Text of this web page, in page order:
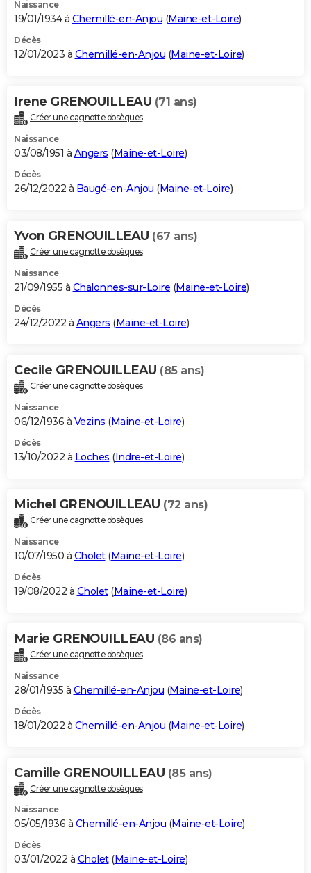
Naissance
19/01/1934 à Chemillé-en-Anjou (Maine-et-Loire)
Décès
12/01/2023 à Chemillé-en-Anjou (Maine-et-Loire)
Irene GRENOUILLEAU (71 ans)
Créer une cagnotte obsèques
Naissance
03/08/1951 à Angers (Maine-et-Loire)
Décès
26/12/2022 à Baugé-en-Anjou (Maine-et-Loire)
Yvon GRENOUILLEAU (67 ans)
Créer une cagnotte obsèques
Naissance
21/09/1955 à Chalonnes-sur-Loire (Maine-et-Loire)
Décès
24/12/2022 à Angers (Maine-et-Loire)
Cecile GRENOUILLEAU (85 ans)
Créer une cagnotte obsèques
Naissance
06/12/1936 à Vezins (Maine-et-Loire)
Décès
13/10/2022 à Loches (Indre-et-Loire)
Michel GRENOUILLEAU (72 ans)
Créer une cagnotte obsèques
Naissance
10/07/1950 à Cholet(Maine-et-Loire)
Décès
19/08/2022 à Cholet(Maine-et-Loire)
Marie GRENOUILLEAU (86 ans)
Créer une cagnotte obsèques
Naissance
28/01/1935 à Chemillé-en-Anjou (Maine-et-Loire)
Décès
18/01/2022 à Chemillé-en-Anjou (Maine-et-Loire)
Camille GRENOUILLEAU (85 ans)
Créer une cagnotte obsèques
Naissance
05/05/1936 à Chemillé-en-Anjou (Maine-et-Loire)
Décès
03/01/2022 à Cholet(Maine-et-Loire)